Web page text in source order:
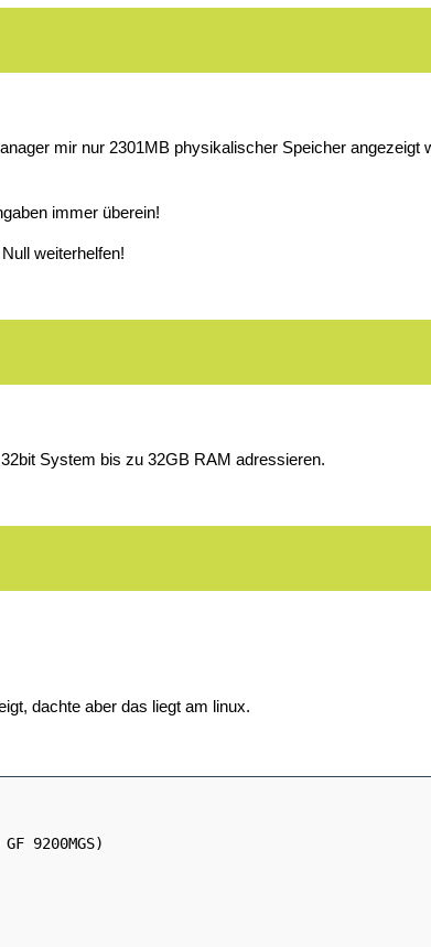
mir nur 2301MB physikalischer Speicher angezeigt
immer überein!
weiterhelfen!
System bis zu 32GB RAM adressieren.
dachte aber das liegt am linux.